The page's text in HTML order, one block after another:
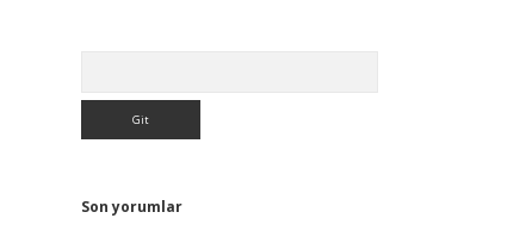
Son yorumlar